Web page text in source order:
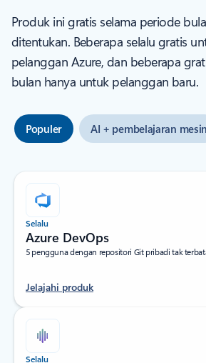
Produk ini gratis selama periode
ditentukan. Beberapa selalu gratis
pelanggan Azure, dan beberapa
bulan hanya untuk pelanggan baru.
Populer AI + pembelajaran mesin
Selalu
Azure DevOps
5 pengguna dengan repositori Git pribadi tak
Jelajahi produk
Selalu